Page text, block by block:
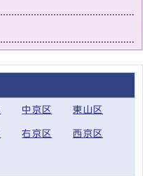
中京区 東山区
右京区 西京区